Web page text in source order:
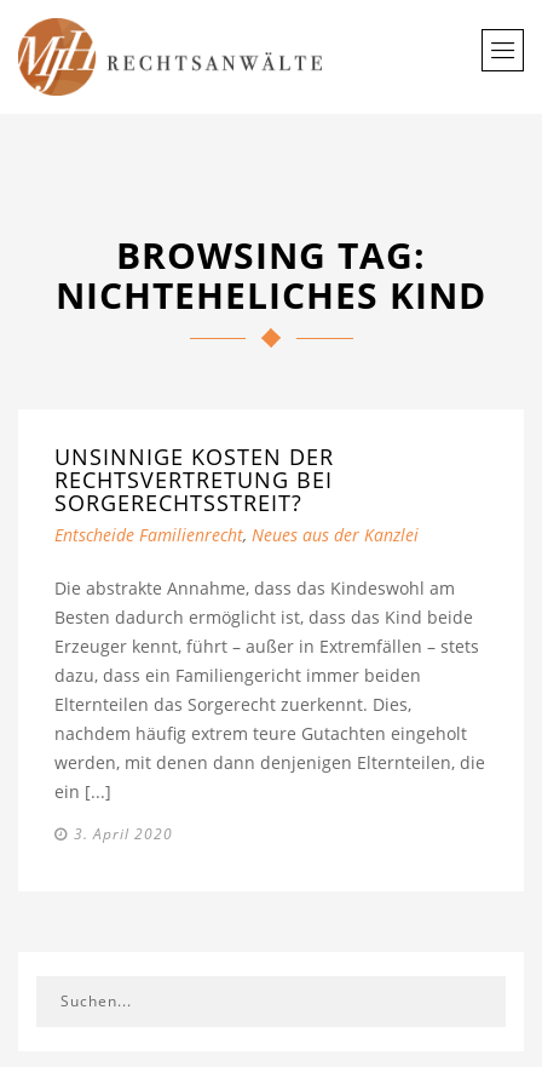
BROWSING TAG:
NICHTEHELICHES KIND
UNSINNIGE KOSTEN DER
RECHTSVERTRETUNG BEI
SORGERECHTSSTREIT?
Entscheide Familienrecht, Neues aus der Kanzlei
Die abstrakte Annahme, dass das Kindeswohl am
Besten dadurch ermöglicht ist, dass das Kind beide
Erzeuger kennt, führt – außer in Extremfällen – stets
dazu, dass ein Familiengericht immer beiden
Elternteilen das Sorgerecht zuerkennt. Dies,
nachdem häufig extrem teure Gutachten eingeholt
werden, mit denen dann denjenigen Elternteilen, die
ein [...]
3. April 2020